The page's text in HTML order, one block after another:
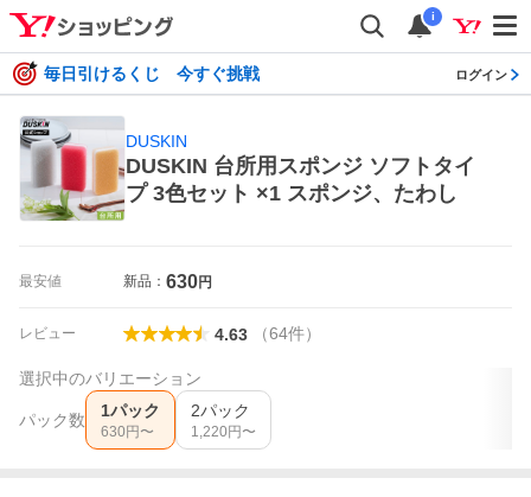
i
毎日引けるくじ 今すぐ挑戦 ログイン
DUSKIN
DUSKIN 台所用スポンジ ソフトタイ
プ 3色セット ×1 スポンジ、たわし
最安値 新品： 630円
レビュー 4.63 （64件）
選択中のバリエーション
パック数 1パック
630 円〜
2パック
1,220 円〜